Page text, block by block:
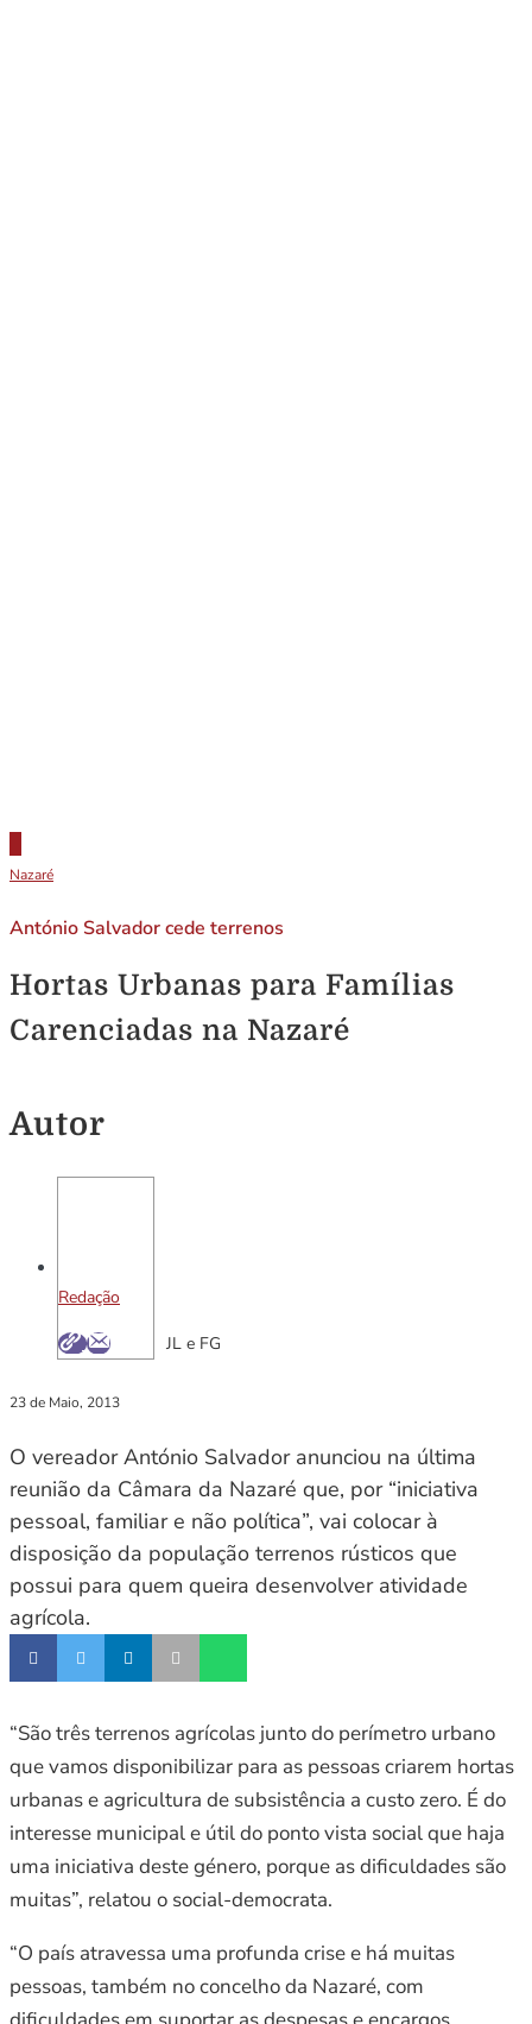
Nazaré
António Salvador cede terrenos
Hortas Urbanas para Famílias
Carenciadas na Nazaré
Autor
Redação
JL e FG
23 de Maio, 2013
O vereador António Salvador anunciou na última
reunião da Câmara da Nazaré que, por “iniciativa
pessoal, familiar e não política”, vai colocar à
disposição da população terrenos rústicos que
possui para quem queira desenvolver atividade
agrícola.
“São três terrenos agrícolas junto do perímetro urbano
que vamos disponibilizar para as pessoas criarem hortas
urbanas e agricultura de subsistência a custo zero. É do
interesse municipal e útil do ponto vista social que haja
uma iniciativa deste género, porque as dificuldades são
muitas”, relatou o social-democrata.
“O país atravessa uma profunda crise e há muitas
pessoas, também no concelho da Nazaré, com